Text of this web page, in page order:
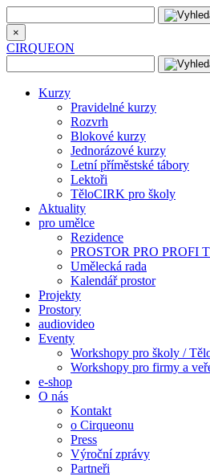
×
CIRQUEON
Kurzy
Pravidelné kurzy
Rozvrh
Blokové kurzy
Jednorázové kurzy
Letní příměstské tábory
Lektoři
TěloCIRK pro školy
Aktuality
pro umělce
Rezidence
PROSTOR PRO PROFI
Umělecká rada
Kalendář prostor
Projekty
Prostory
audiovideo
Eventy
Workshopy pro školy /
Workshopy pro firmy a
e-shop
O nás
Kontakt
o Cirqueonu
Press
Výroční zprávy
Partneři